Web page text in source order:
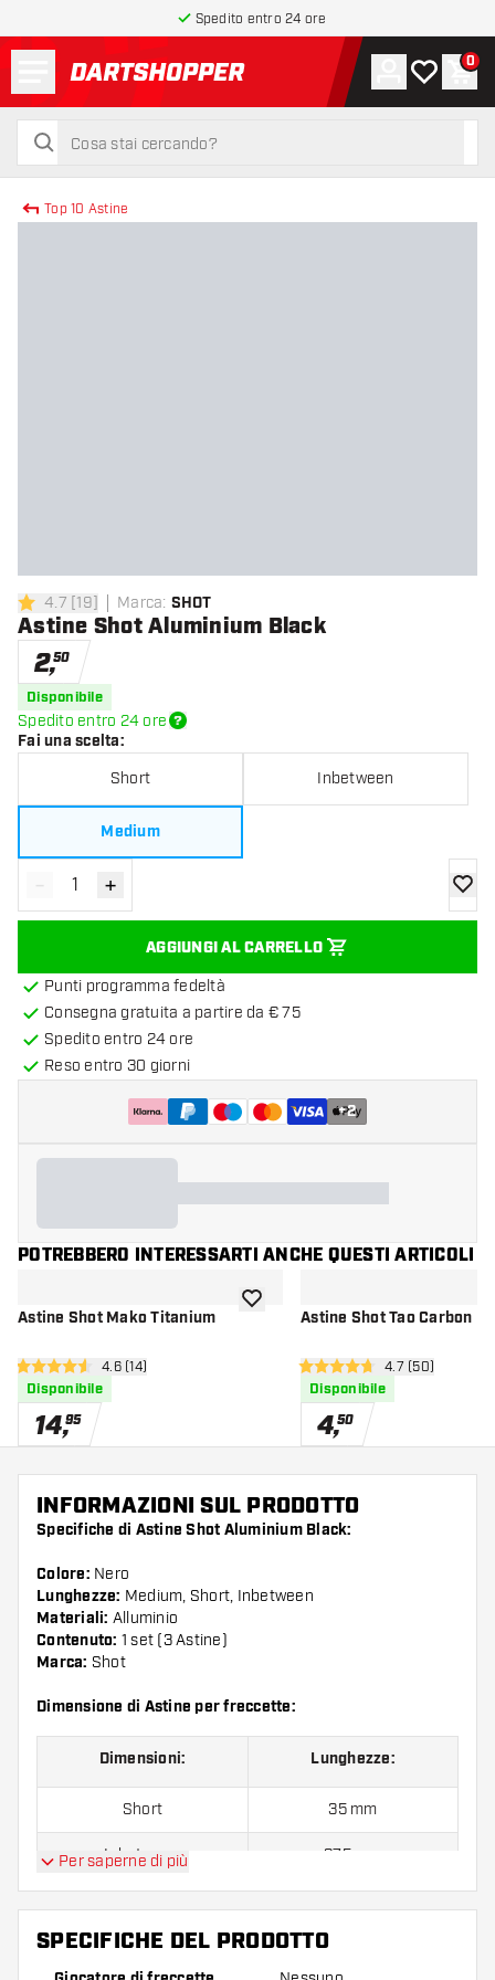
Spedito entro 24 ore
torna alla home page
cerca
cerca
Account
La mia0
Top 10 Astine
4.7 stelle di valutazione
4.7 [19] Marca: SHOT
Astine Shot Aluminium Black
2,50
Disponibile
Spedito entro 24 ore
Fai una scelta:
Short Inbetween
Medium
Diminuisci quantità
- Aumenta quantità
+
AGGIUNGI AL CARRELLO
Punti programma fedeltà
Consegna gratuita a partire da € 75
Spedito entro 24 ore
Reso entro 30 giorni
+2
POTREBBERO INTERESSARTI ANCHE QUESTI ARTICOLI
Astine Shot Mako Titanium
apri pannello recensioni
4.6 stelle di valutazione
4.6 (14)
Disponibile
14,95
aggiungi alla lista dei desideri
Astine Shot Tao Carbon
apri pannello
4.7 stelle di valutazione
4.7 (50)
Disponibile
4,50
INFORMAZIONI SUL PRODOTTO
Specifiche di Astine Shot Aluminium Black:
Colore: Nero
Lunghezze: Medium, Short, Inbetween
Materiali: Alluminio
Contenuto: 1 set (3 Astine)
Marca: Shot
Dimensione di Astine per freccette:
Dimensioni: Lunghezze:
Short 35 mm
Inbetween 37,5 mm
Per saperne di più
SPECIFICHE DEL PRODOTTO